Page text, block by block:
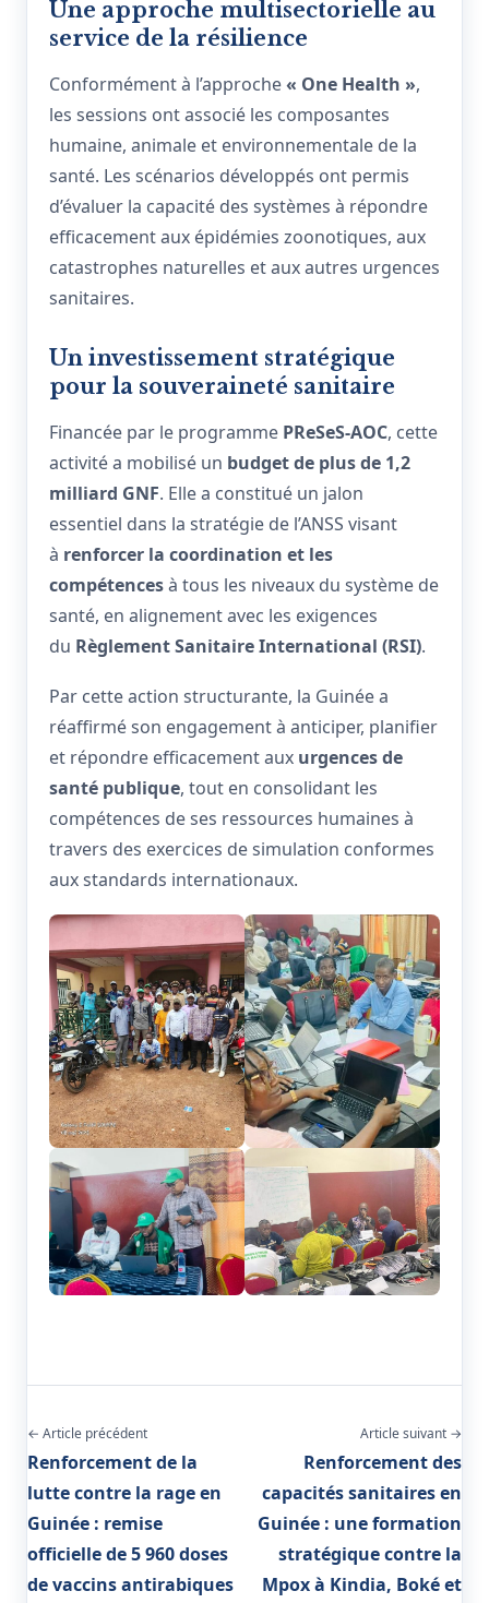
Une approche multisectorielle au
service de la résilience
Conformément à l’approche« One Health »,
les sessions ont associé les composantes
humaine, animale et environnementale de la
santé. Les scénarios développés ont permis
d’évaluer la capacité des systèmes à répondre
efficacement aux épidémies zoonotiques, aux
catastrophes naturelles et aux autres urgences
sanitaires.
Un investissement stratégique
pour la souveraineté sanitaire
Financée par le programme PReSeS-AOC, cette
activité a mobilisé un budget de plus de 1,2
milliard GNF. Elle a constitué un jalon
essentiel dans la stratégie de l’ANSS visant
à renforcer la coordination et les
compétencesà tous les niveaux du système de
santé, en alignement avec les exigences
du Règlement Sanitaire International (RSI).
Par cette action structurante, la Guinée a
réaffirmé son engagement à anticiper, planifier
et répondre efficacement aux urgences de
santé publique, tout en consolidant les
compétences de ses ressources humaines à
travers des exercices de simulation conformes
aux standards internationaux.
← Article précédent
Renforcement de la
lutte contre la rage en
Guinée : remise
officielle de 5 960 doses
de vaccins antirabiques
Article suivant →
Renforcement des
capacités sanitaires en
Guinée : une formation
stratégique contre la
Mpox à Kindia, Boké et